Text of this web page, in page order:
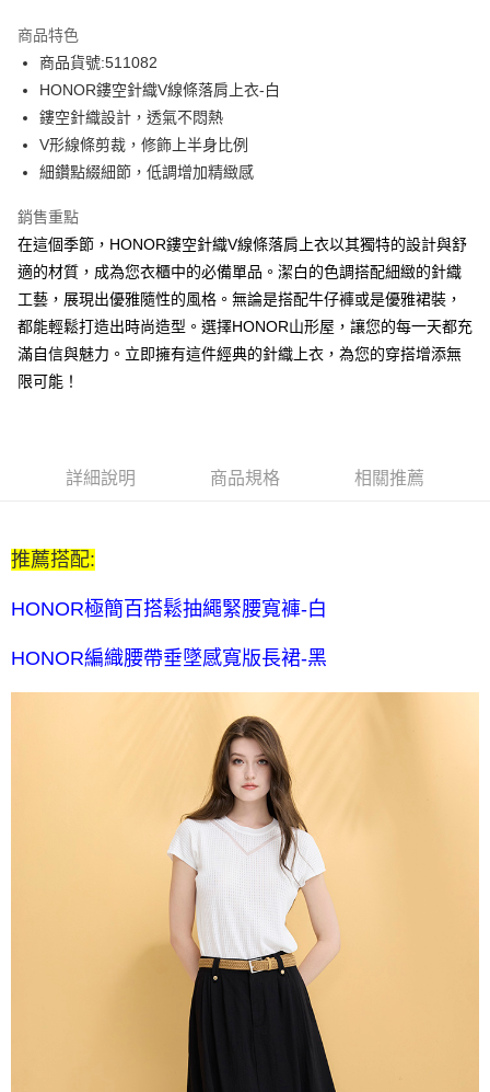
Apple Pay
街口支付
悠遊付
Google Pay
ATM付款
運送方式
全家取貨付款 -訂單滿 $2000 元即享免運服務，未滿則另收
$80 元物流費用。
每筆NT$80，滿NT$2,000(含以上)免運費
每筆NT$80，滿NT$2,000(含以上)免運費
7-11付款後取貨-訂單滿 $2000 元即享免運服務-未滿則另收
每筆NT$80，滿NT$2,000(含以上)免運費
每筆NT$120，滿NT$2,000(含以上)免運費
商品特色
商品貨號:511082
HONOR鏤空針織V線條落肩上衣-白
鏤空針織設計，透氣不悶熱
V形線條剪裁，修飾上半身比例
細鑽點綴細節，低調增加精緻感
銷售重點
在這個季節，HONOR鏤空針織V線條落肩上衣以其獨特的設計與舒
適的材質，成為您衣櫃中的必備單品。潔白的色調搭配細緻的針織
工藝，展現出優雅隨性的風格。無論是搭配牛仔褲或是優雅裙裝，
都能輕鬆打造出時尚造型。選擇HONOR山形屋，讓您的每一天都充
滿自信與魅力。立即擁有這件經典的針織上衣，為您的穿搭增添無
限可能！
詳細說明 商品規格 相關推薦
推薦搭配:
HONOR極簡百搭鬆抽繩緊腰寬褲-白
HONOR編織腰帶垂墜感寬版長裙-黑